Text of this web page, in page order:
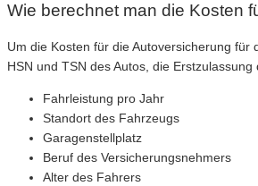
Wie berechnet man die Kosten
Um die Kosten für die Autoversicherung
HSN und TSN des Autos, die
Fahrleistung pro Jahr
Standort des Fahrzeugs
Garagenstellplatz
Beruf des Versicherungsnehmers
Alter des Fahrers